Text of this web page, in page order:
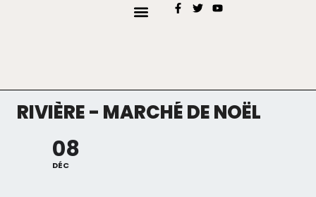
RIVIÈRE - MARCHÉ DE NOËL
08
DÉC